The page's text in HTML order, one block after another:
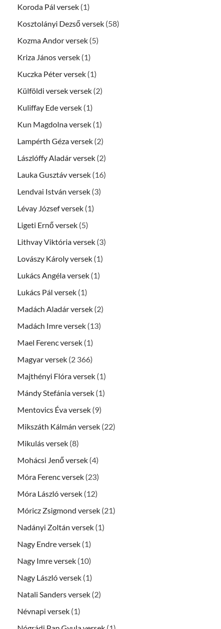
Koroda Pál versek (1)
Kosztolányi Dezső versek (58)
Kozma Andor versek (5)
Kriza János versek (1)
Kuczka Péter versek (1)
Külföldi versek versek (2)
Kuliffay Ede versek (1)
Kun Magdolna versek (1)
Lampérth Géza versek (2)
Lászlóffy Aladár versek (2)
Lauka Gusztáv versek (16)
Lendvai István versek (3)
Lévay József versek (1)
Ligeti Ernő versek (5)
Lithvay Viktória versek (3)
Lovászy Károly versek (1)
Lukács Angéla versek (1)
Lukács Pál versek (1)
Madách Aladár versek (2)
Madách Imre versek (13)
Mael Ferenc versek (1)
Magyar versek (2 366)
Majthényi Flóra versek (1)
Mándy Stefánia versek (1)
Mentovics Éva versek (9)
Mikszáth Kálmán versek (22)
Mikulás versek (8)
Mohácsi Jenő versek (4)
Móra Ferenc versek (23)
Móra László versek (12)
Móricz Zsigmond versek (21)
Nadányi Zoltán versek (1)
Nagy Endre versek (1)
Nagy Imre versek (10)
Nagy László versek (1)
Natali Sanders versek (2)
Névnapi versek (1)